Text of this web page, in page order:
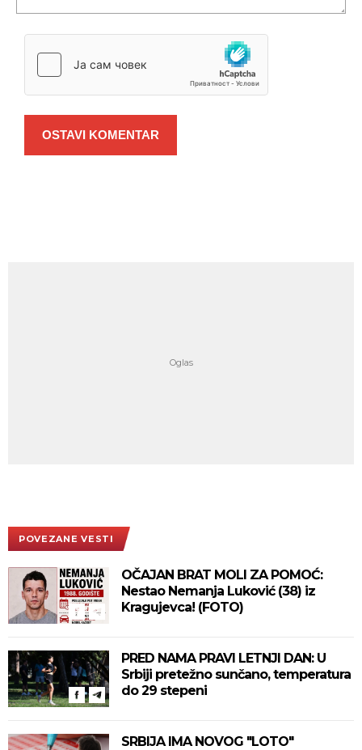
OSTAVI KOMENTAR
POVEZANE VESTI
OČAJAN BRAT MOLI ZA POMOĆ:
Nestao Nemanja Luković (38) iz
Kragujevca! (FOTO)
PRED NAMA PRAVI LETNJI DAN: U
Srbiji pretežno sunčano, temperatura
do 29 stepeni
SRBIJA IMA NOVOG "LOTO"